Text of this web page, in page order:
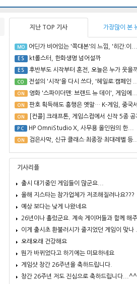
지난 TOP 기사 가장많이 본
MO 어딘가 비어있는 '쪽대본'의 느낌, '히간:이...
ES kt롤스터, 한화생명 넘어설까
ES 후반부도 시작부터 혼전, 오늘은 누가 웃을
CO 전설의 '시작'을 다시 쓰다, '헤일로:캠페인 ...
ON 영화 '스파이더맨: 브랜드 뉴 데이', 게임에...
ON 판호 획득해도 흥행은 옛말… K-게임, 중국
ON [컨콜] 크래프톤, 게임스컴에서 신작 5종 공
PC HP OmniStudio X, 사무용 올인원의 한...
ON 검은사막, 신규 클래스·최종장·최대레벨 등...
기사리플
출시 대기중인 게임들이 많군요...
올해 지스타는 참가업체가 저조해질려나요???
예상 보다는 낮게 나왔네요
26년이나 흘렀군요. 계속 게이머들과 함께 해주
이게 출시초 환불러시가 줄지었던 게임이 맞나
오래오래 건강해요
뭔가 바뀌었다고 하기에는 미묘하네요
게임샷 창간 26주년을 축하드립니다.
창간 26주년 저도 진심으로 축하드립니다...^^